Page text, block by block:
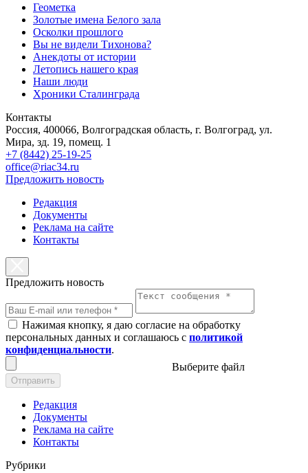
Геометка
Золотые имена Белого зала
Осколки прошлого
Вы не видели Тихонова?
Анекдоты от истории
Летопись нашего края
Наши люди
Хроники Сталинграда
Контакты
Россия, 400066, Волгоградская область, г. Волгоград, ул.
Мира, зд. 19, помещ. 1
+7 (8442) 25-19-25
office@riac34.ru
Предложить новость
Редакция
Документы
Реклама на сайте
Контакты
Предложить новость
Нажимая кнопку, я даю согласие на обработку
персональных данных и соглашаюсь с политикой
конфиденциальности.
Выберите файл
Отправить
Редакция
Документы
Реклама на сайте
Контакты
Рубрики